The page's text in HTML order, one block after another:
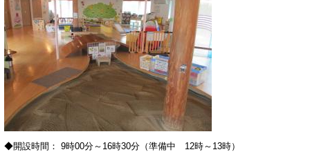
◆開設時間： 9時00分～16時30分（準備中 12時～13時）